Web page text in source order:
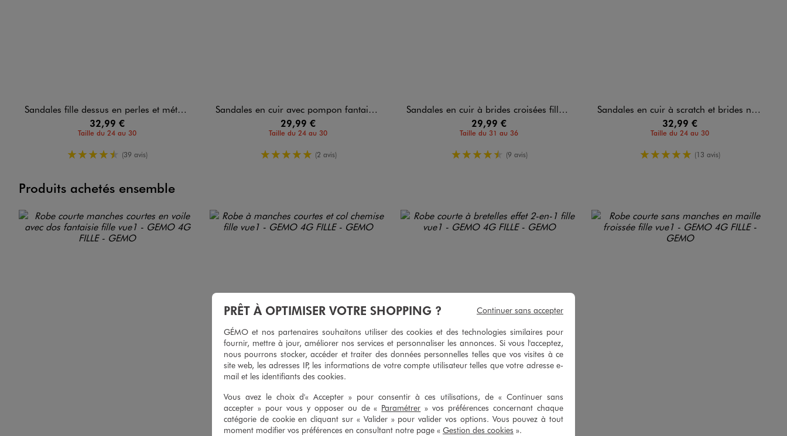
Sandales fille dessus en perles et métallisé à zip
32,99 €
Taille du 24 au 30
4.5/5 de moyenne
(39 avis)
Sandales en cuir avec pompon fantaisie fille
29,99 €
Taille du 24 au 30
5/5 de moyenne
(2 avis)
Sandales en cuir à brides croisées fille - Tanéo
29,99 €
Taille du 31 au 36
4.5/5 de moyenne
(9 avis)
Sandales en cuir à scratch et brides nouées fille
32,99 €
Taille du 24 au 30
5/5 de moyenne
(13 avis)
Produits achetés ensemble
PRÊT À OPTIMISER VOTRE SHOPPING ?
GÉMO et nos partenaires souhaitons utiliser des cookies et des technologies similaires pour
fournir, mettre à jour, améliorer nos services et personnaliser les annonces. Si vous l'acceptez,
nous pourrons stocker, accéder et traiter des données personnelles telles que vos visites à ce
site web, les adresses IP, les informations de votre compte utilisateur telles que votre adresse e-
mail et les identifiants des cookies.
Vous avez le choix d'« Accepter » pour consentir à ces utilisations, de « Continuer sans
accepter » pour vous y opposer ou de « Paramétrer » vos préférences concernant chaque
catégorie de cookie en cliquant sur « Valider » pour valider vos options. Vous pouvez à tout
moment modifier vos préférences en consultant notre page « Gestion des cookies ».
Continuer sans accepter